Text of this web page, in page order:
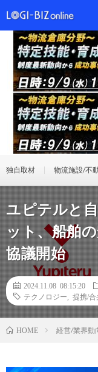
独自取材 物流施設/不
ユピテルと
ット、船舶
協議開始
2024.11.08 08:15:20
テクノロジー
提携/合
HOME 経営/業界動